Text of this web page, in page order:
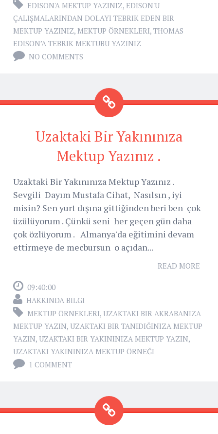
EDISON'A MEKTUP YAZINIZ, EDISON'U
ÇALIŞMALARINDAN DOLAYI TEBRIK EDEN BIR
MEKTUP YAZINIZ, MEKTUP ÖRNEKLERI, THOMAS
EDISON’A TEBRIK MEKTUBU YAZINIZ
NO COMMENTS
Uzaktaki Bir Yakınınıza
Mektup Yazınız .
Uzaktaki Bir Yakınınıza Mektup Yazınız .
Sevgili Dayım Mustafa Cihat, Nasılsın , iyi
misin? Sen yurt dışına gittiğinden beri ben çok
üzülüyorum . Çünkü seni her geçen gün daha
çok özlüyorum . Almanya'da eğitimini devam
ettirmeye de mecbursun o açıdan...
READ MORE
09:40:00
HAKKINDA BILGI
MEKTUP ÖRNEKLERI, UZAKTAKI BIR AKRABANIZA
MEKTUP YAZIN, UZAKTAKI BIR TANIDIĞINIZA MEKTUP
YAZIN, UZAKTAKI BIR YAKININIZA MEKTUP YAZIN,
UZAKTAKI YAKININIZA MEKTUP ÖRNEĞI
1 COMMENT